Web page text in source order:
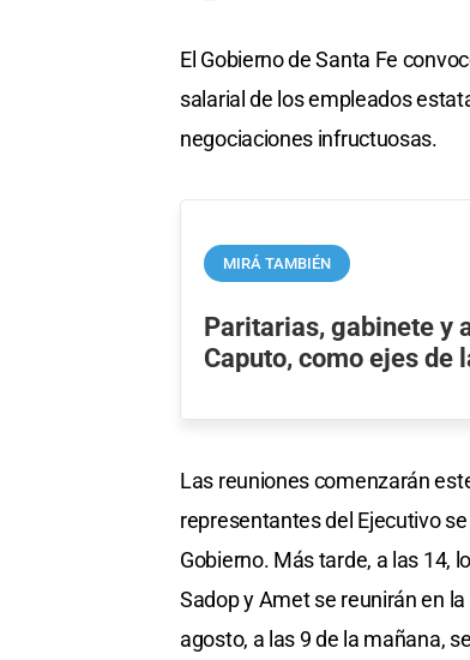
El Gobierno de Santa Fe
salarial de los empleados
negociaciones infructuosas.
MIRÁ TAMBIÉN
Paritarias, gabinete y
Caputo, como ejes de
Las reuniones comenzarán
representantes del Ejecutivo
Gobierno. Más tarde, a las 14,
Sadop y Amet se reunirán en
agosto, a las 9 de la mañana,